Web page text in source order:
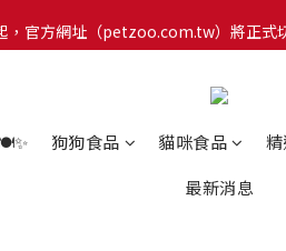
，官方網址（petzoo.com.tw）將正式
，官方網址（petzoo.com.tw）將正式
朋友見面禮】現在註冊即領 $100 購物金
狗狗食品 貓咪食品
最新消息